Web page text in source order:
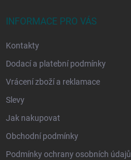
INFORMACE PRO VÁS
Kontakty
Dodací a platební podmínky
Vrácení zboží a reklamace
Slevy
Jak nakupovat
Obchodní podmínky
Podmínky ochrany osobních údajů